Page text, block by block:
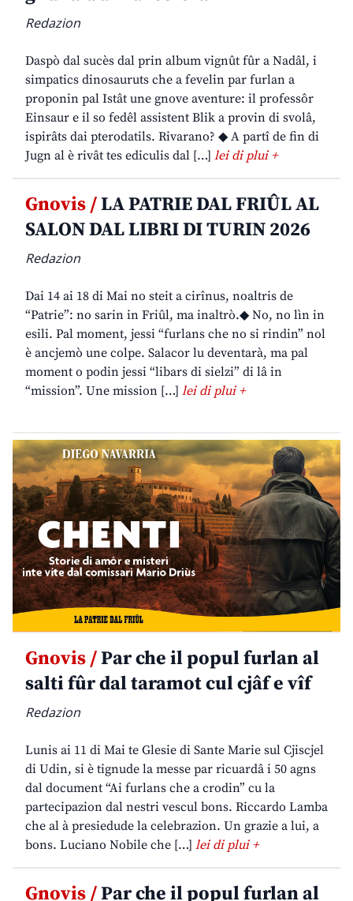
Redazion
Daspò dal sucès dal prin album vignût fûr a Nadâl, i
simpatics dinosauruts che a fevelin par furlan a
proponin pal Istât une gnove aventure: il professôr
Einsaur e il so fedêl assistent Blik a provin di svolâ,
ispirâts dai pterodatils. Rivarano? ◆ A partî de fin di
Jugn al è rivât tes ediculis dal […] lei di plui +
Gnovis /LA PATRIE DAL FRIÛL AL
SALON DAL LIBRI DI TURIN 2026
Redazion
Dai 14 ai 18 di Mai no steit a cirînus, noaltris de
“Patrie”: no sarin in Friûl, ma inaltrò.◆ No, no lìn in
esili. Pal moment, jessi “furlans che no si rindin” nol
è ancjemò une colpe. Salacor lu deventarà, ma pal
moment o podin jessi “libars di sielzi” di lâ in
“mission”. Une mission […] lei di plui +
Gnovis /Par che il popul furlan al
salti fûr dal taramot cul cjâf e vîf
Redazion
Lunis ai 11 di Mai te Glesie di Sante Marie sul Cjiscjel
di Udin, si è tignude la messe par ricuardâ i 50 agns
dal document “Ai furlans che a crodin” cu la
partecipazion dal nestri vescul bons. Riccardo Lamba
che al à presiedude la celebrazion. Un grazie a lui, a
bons. Luciano Nobile che […] lei di plui +
Gnovis /Par che il popul furlan al